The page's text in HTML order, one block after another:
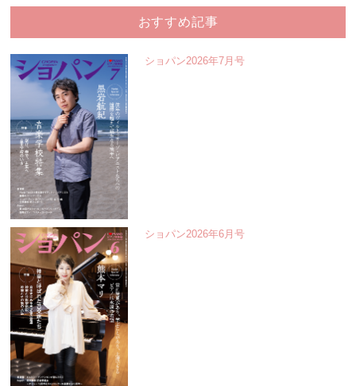
おすすめ記事
ショパン2026年7月号
ショパン2026年6月号